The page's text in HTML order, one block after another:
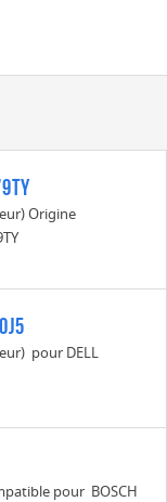
Origine
pour DELL
pour BOSCH